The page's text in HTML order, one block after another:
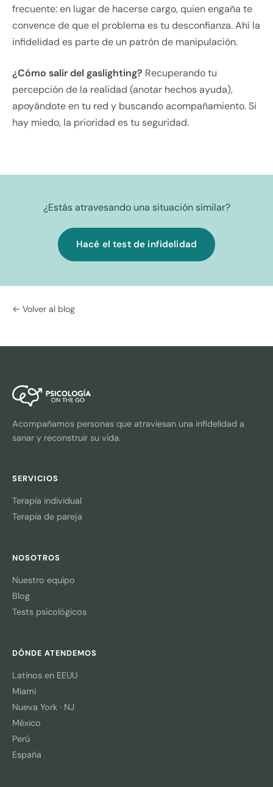
frecuente: en lugar de hacerse cargo, quien engaña te
convence de que el problema es tu desconfianza. Ahí la
infidelidad es parte de un patrón de manipulación.
¿Cómo salir del gaslighting? Recuperando tu
percepción de la realidad (anotar hechos ayuda),
apoyándote en tu red y buscando acompañamiento. Si
hay miedo, la prioridad es tu seguridad.
¿Estás atravesando una situación similar?
Hacé el test de infidelidad
← Volver al blog
Acompañamos personas que atraviesan una infidelidad a
sanar y reconstruir su vida.
SERVICIOS
Terapia individual
Terapia de pareja
NOSOTROS
Nuestro equipo
Blog
Tests psicológicos
DÓNDE ATENDEMOS
Latinos en EEUU
Miami
Nueva York · NJ
México
Perú
España